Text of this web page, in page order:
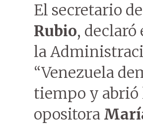
El secretario
Rubio,
la
“Venezuela
tiempo y abrió
opositora